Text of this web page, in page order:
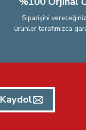
Siparişini
ürünler tarafımızca
Kaydol